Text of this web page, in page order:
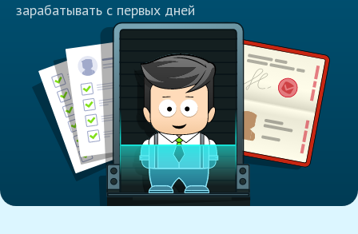
зарабатывать с первых дней